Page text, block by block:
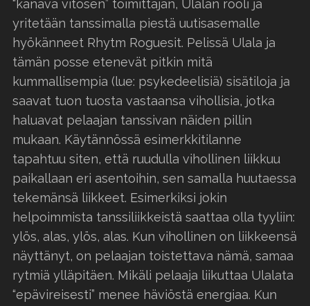
“kanava vitosen” toimittajan, Ulalan rooli ja
yritetään tanssimalla piestä uutisasemalle
hyökänneet Rhytm Roguesit. Pelissä Ulala ja
tämän posse etenevät pitkin mitä
kummallisempia (lue: psykedeelisiä) sisätiloja ja
saavat tuon tuosta vastaansa vihollisia, jotka
haluavat pelaajan tanssivan näiden pillin
mukaan. Käytännössä esimerkkitilanne
tapahtuu siten, että ruudulla vihollinen liikkuu
paikallaan eri asentoihin, sen samalla huutaessa
tekemänsä liikkeet. Esimerkiksi jokin
helpoimmista tanssiliikkeistä saattaa olla tyyliin:
ylös, alas, ylös, alas. Kun vihollinen on liikkeensä
näyttänyt, on pelaajan toistettava nämä, samaa
rytmiä ylläpitäen. Mikäli pelaaja liikuttaa Ulalata
“epävireisesti” menee häviöstä energiaa. Kun